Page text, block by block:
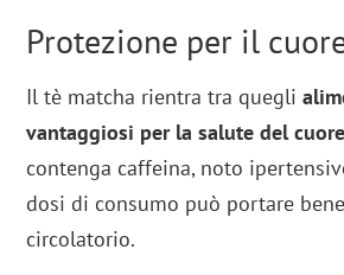
Protezione per il
Il tè matcha rientra tra quegli
vantaggiosi per la salute del cuore
contenga caffeina, noto
dosi di consumo può portare
circolatorio.